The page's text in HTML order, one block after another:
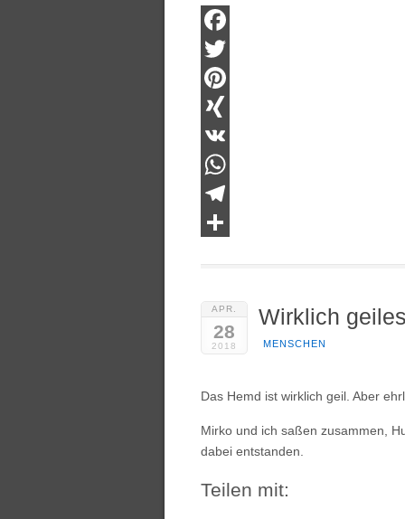
Facebook
Twitter
Pinterest
XING
VK
WhatsApp
Telegram
APR.
28
2018
Wirklich
MENSCHEN
Das Hemd ist wirklich geil. Aber
Mirko und ich saßen zusammen,
dabei entstanden.
Teilen mit: